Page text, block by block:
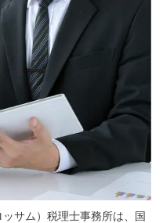
サム）税理士事務所は、
国